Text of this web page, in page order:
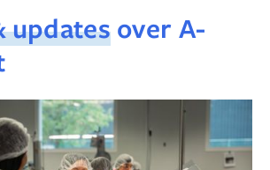
updatesover A-